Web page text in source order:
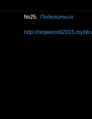
Поделиться
25
http://